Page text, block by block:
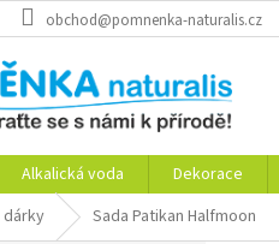
obchod@pomnenka-naturalis.cz
Alkalická voda Dekorace
dárky Sada Patikan Halfmoon